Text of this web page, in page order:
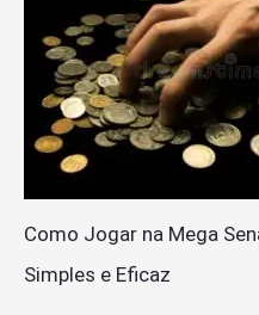
Como Jogar na Mega
Simples e Eficaz